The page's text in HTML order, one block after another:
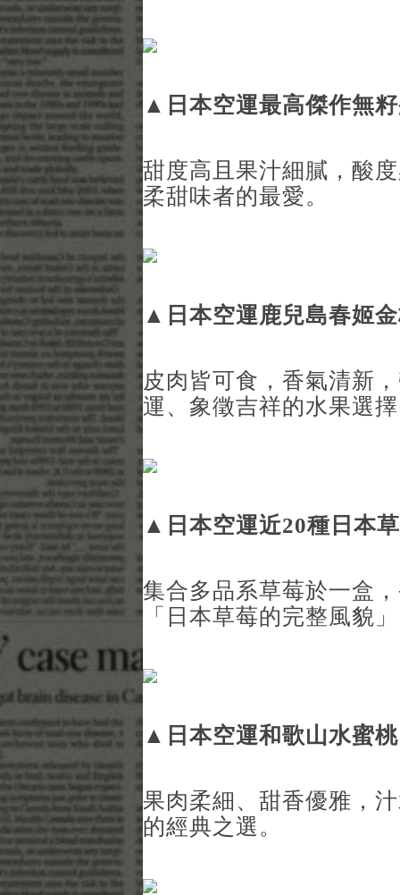
▲ 日本空運最高傑作無
甜度高且果汁細膩，酸
柔甜味者的最愛。
▲ 日本空運鹿兒島春姬
皮肉皆可食，香氣清新
運、象徵吉祥的水果選
▲ 日本空運近20種日本
集合多品系草莓於一盒
「日本草莓的完整風貌
▲ 日本空運和歌山水蜜桃
果肉柔細、甜香優雅，
的經典之選。